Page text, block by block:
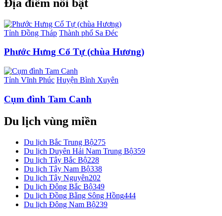
Địa điểm nổi bật
Tỉnh Đồng Tháp Thành phố Sa Đéc
Phước Hưng Cổ Tự (chùa Hương)
Tỉnh Vĩnh Phúc Huyện Bình Xuyên
Cụm đình Tam Canh
Du lịch vùng miền
Du lịch Bắc Trung Bộ275
Du lịch Duyên Hải Nam Trung Bộ359
Du lịch Tây Bắc Bộ228
Du lịch Tây Nam Bộ338
Du lịch Tây Nguyên202
Du lịch Đông Bắc Bộ349
Du lịch Đồng Bằng Sông Hồng444
Du lịch Đông Nam Bộ239